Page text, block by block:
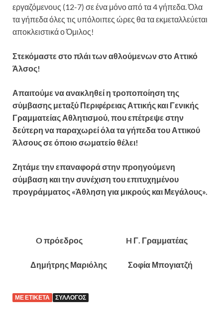
εργαζόμενους (12-7) σε ένα μόνο από τα 4 γήπεδα. Όλα
τα γήπεδα όλες τις υπόλοιπες ώρες θα τα εκμεταλλεύεται
αποκλειστικά ο Όμιλος!
Στεκόμαστε στο πλάι των αθλούμενων στο Αττικό
Άλσος!
Απαιτούμε να ανακληθεί η τροποποίηση της
σύμβασης μεταξύ Περιφέρειας Αττικής και Γενικής
Γραμματείας Αθλητισμού, που επέτρεψε στην
δεύτερη να παραχωρεί όλα τα γήπεδα του Αττικού
Άλσους σε όποιο σωματείο θέλει!
Ζητάμε την επαναφορά στην προηγούμενη
σύμβαση και την συνέχιση του επιτυχημένου
προγράμματος «Άθληση για μικρούς και Μεγάλους».
O πρόεδρος H Γ. Γραμματέας
Δημήτρης Μαριόλης Σοφία Μπογιατζή
ΜΕ ΕΤΙΚΈΤΑ ΣΎΛΛΟΓΟΣ